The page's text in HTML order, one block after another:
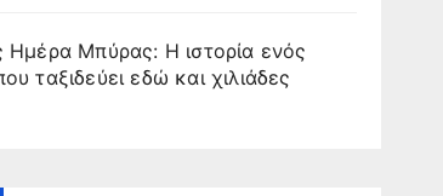
Ημέρα Μπύρας: Η ιστορία ενός
ταξιδεύει εδώ και χιλιάδες